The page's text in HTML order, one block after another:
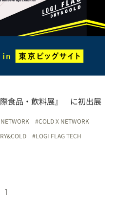
際食品・飲料展』 に初出展
COLD X NETWORK
LOGI FLAG TECH
1